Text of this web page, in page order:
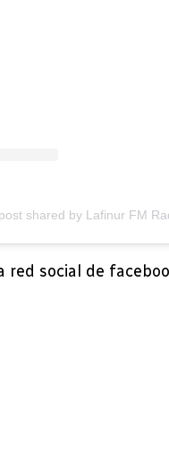
shared by Lafinur FM
red social de